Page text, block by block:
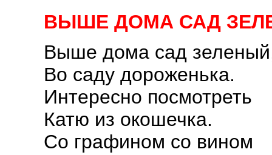
ВЫШЕ ДОМА САД
Выше дома сад
Во саду дороженька.
Интересно посмотреть
Катю из окошечка.
Со графином со вином